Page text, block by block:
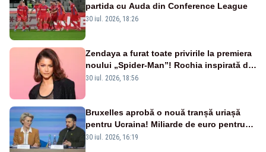
partida cu Auda din Conference League
30 iul. 2026, 18:26
Zendaya a furat toate privirile la premiera
noului „Spider-Man”! Rochia inspirată de
pânza de păianjen a făcut senzație
30 iul. 2026, 18:56
Bruxelles aprobă o nouă tranșă uriașă
pentru Ucraina! Miliarde de euro pentru
armament și apărare
30 iul. 2026, 16:19